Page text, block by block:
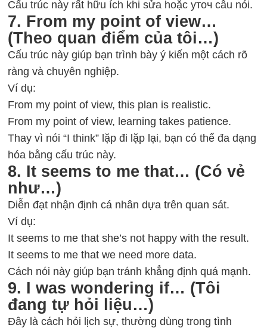
Cấu trúc này rất hữu ích khi sửa hoặc уточ câu nói.
7. From my point of view…
(Theo quan điểm của tôi…)
Cấu trúc này giúp bạn trình bày ý kiến một cách rõ
ràng và chuyên nghiệp.
Ví dụ:
From my point of view, this plan is realistic.
From my point of view, learning takes patience.
Thay vì nói “I think” lặp đi lặp lại, bạn có thể đa dạng
hóa bằng cấu trúc này.
8. It seems to me that… (Có vẻ
như…)
Diễn đạt nhận định cá nhân dựa trên quan sát.
Ví dụ:
It seems to me that she’s not happy with the result.
It seems to me that we need more data.
Cách nói này giúp bạn tránh khẳng định quá mạnh.
9. I was wondering if… (Tôi
đang tự hỏi liệu…)
Đây là cách hỏi lịch sự, thường dùng trong tình